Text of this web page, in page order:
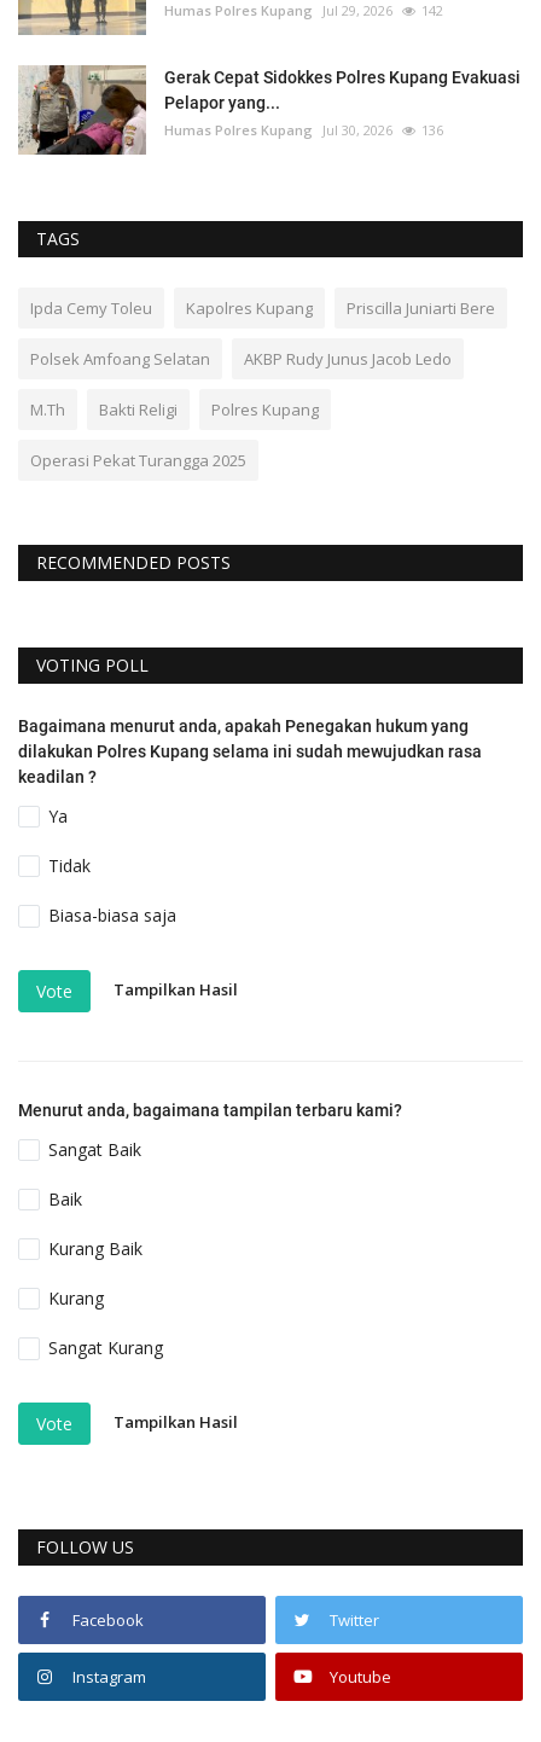
Humas Polres Kupang Jul 29, 2026 142
Gerak Cepat Sidokkes Polres Kupang Evakuasi
Pelapor yang...
Humas Polres Kupang Jul 30, 2026 136
TAGS
Ipda Cemy Toleu Kapolres Kupang Priscilla Juniarti Bere
Polsek Amfoang Selatan AKBP Rudy Junus Jacob Ledo
M.Th Bakti Religi Polres Kupang
Operasi Pekat Turangga 2025
RECOMMENDED POSTS
VOTING POLL
Bagaimana menurut anda, apakah Penegakan hukum yang
dilakukan Polres Kupang selama ini sudah mewujudkan rasa
keadilan ?
Ya
Tidak
Biasa-biasa saja
Vote Tampilkan Hasil
Menurut anda, bagaimana tampilan terbaru kami?
Sangat Baik
Baik
Kurang Baik
Kurang
Sangat Kurang
Vote Tampilkan Hasil
FOLLOW US
Facebook Twitter
Instagram Youtube